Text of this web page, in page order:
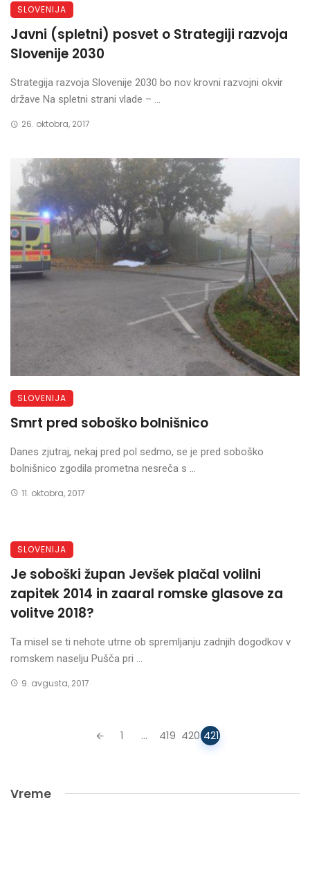
SLOVENIJA
Javni (spletni) posvet o Strategiji razvoja
Slovenije 2030
Strategija razvoja Slovenije 2030 bo nov krovni razvojni okvir
države Na spletni strani vlade – ...
26. oktobra, 2017
SLOVENIJA
Smrt pred soboško bolnišnico
Danes zjutraj, nekaj pred pol sedmo, se je pred soboško
bolnišnico zgodila prometna nesreča s ...
11. oktobra, 2017
SLOVENIJA
Je soboški župan Jevšek plačal volilni
zapitek 2014 in zaaral romske glasove za
volitve 2018?
Ta misel se ti nehote utrne ob spremljanju zadnjih dogodkov v
romskem naselju Pušča pri ...
9. avgusta, 2017
1 ... 419 420 421
Vreme